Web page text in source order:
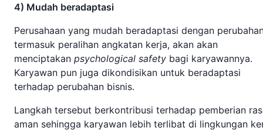
4) Mudah beradaptasi
Perusahaan yang mudah beradaptasi dengan
termasuk peralihan angkatan kerja, akan akan
menciptakan psychological safety bagi karyawannya.
Karyawan pun juga dikondisikan untuk beradaptasi
terhadap perubahan bisnis.
Langkah tersebut berkontribusi terhadap pemberian
aman sehingga karyawan lebih terlibat di lingkungan